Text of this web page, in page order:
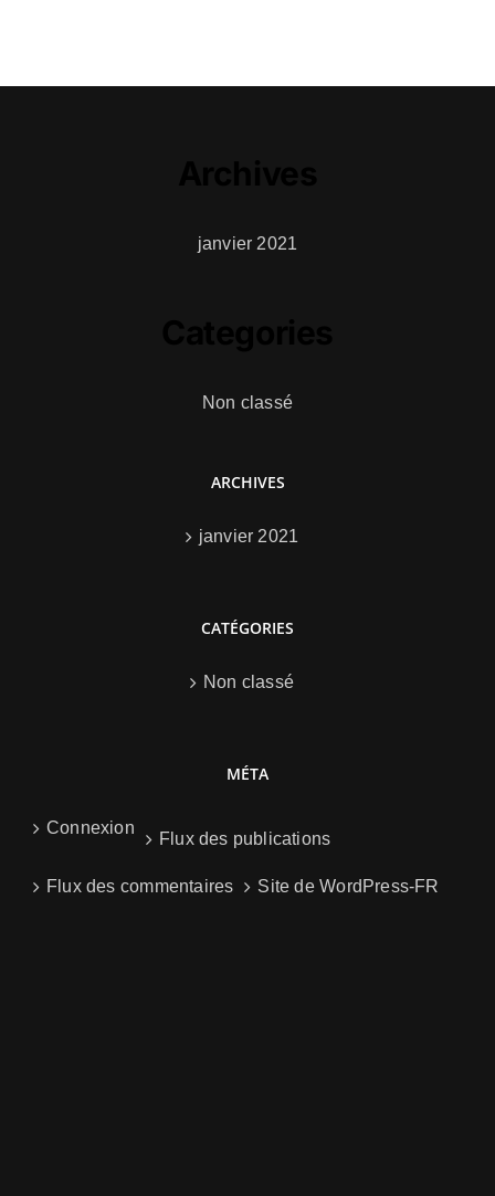
janvier 2021
Non classé
ARCHIVES
janvier 2021
CATÉGORIES
Non classé
MÉTA
Connexion
Flux des publications
Flux des commentaires Site de WordPress-FR